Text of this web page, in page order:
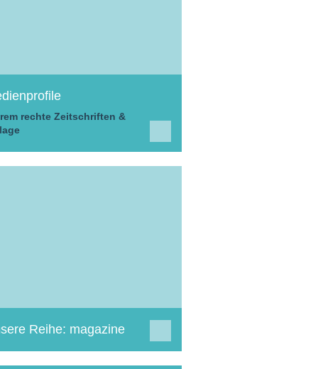
rechte Zeitschriften &
Reihe: magazine